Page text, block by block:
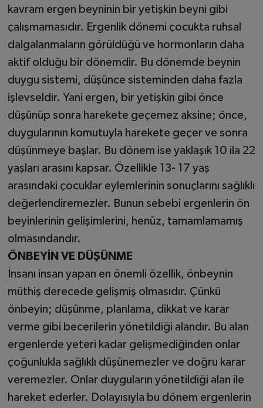
kavram ergen beyninin bir yetişkin beyni gibi
çalışmamasıdır. Ergenlik dönemi çocukta ruhsal
dalgalanmaların görüldüğü ve hormonların daha
aktif olduğu bir dönemdir. Bu dönemde beynin
duygu sistemi, düşünce sisteminden daha fazla
işlevseldir. Yani ergen, bir yetişkin gibi önce
düşünüp sonra harekete geçemez aksine; önce,
duygularının komutuyla harekete geçer ve sonra
düşünmeye başlar. Bu dönem ise yaklaşık 10 ila 22
yaşları arasını kapsar. Özellikle 13- 17 yaş
arasındaki çocuklar eylemlerinin sonuçlarını sağlıklı
değerlendiremezler. Bunun sebebi ergenlerin ön
beyinlerinin gelişimlerini, henüz, tamamlamamış
olmasındandır.
ÖNBEYİN VE DÜŞÜNME
İnsanı insan yapan en önemli özellik, önbeynin
müthiş derecede gelişmiş olmasıdır. Çünkü
önbeyin; düşünme, planlama, dikkat ve karar
verme gibi becerilerin yönetildiği alandır. Bu alan
ergenlerde yeteri kadar gelişmediğinden onlar
çoğunlukla sağlıklı düşünemezler ve doğru karar
veremezler. Onlar duyguların yönetildiği alan ile
hareket ederler. Dolayısıyla bu dönem ergenlerin